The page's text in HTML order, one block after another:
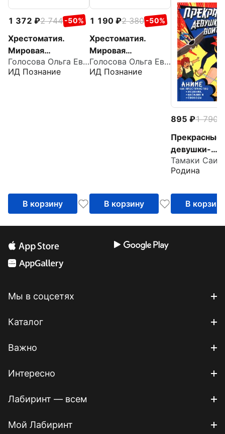
1 372 2 744 -50%
Хрестоматия.
Мировая
художественная
культура. Древний
Голосова Ольга Евгеньевна
ИД Познание
В корзину
1 190 2 380 -50%
Хрестоматия.
Мировая
художественная
культура. Античный
Голосова Ольга Евгеньевна
ИД Познание
В корзину
895 1 790
Прекрасные
девушки-
Аниме как
желания,
свободы
Тамаки
Родина
В корзину
Мы в соцсетях
Каталог
Важно
Интересно
Лабиринт — всем
Мой Лабиринт